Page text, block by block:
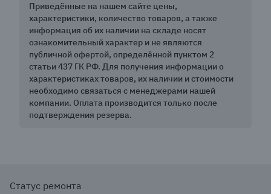
Приведённые на нашем сайте цены,
характеристики, количество товаров, а также
информация об их наличии на складе носят
ознакомительный характер и не являются
публичной офертой, определённой пунктом 2
статьи 437 ГК РФ. Для получения информации о
характеристиках товаров, их наличии и стоимости
необходимо связаться с менеджерами нашей
компании. Оплата производится только после
подтверждения резерва.
Статус ремонта